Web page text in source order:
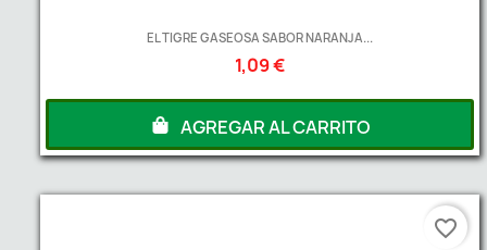
EL TIGRE GASEOSA SABOR NARANJA...
1,09 €
AGREGAR AL CARRITO
favorite_border